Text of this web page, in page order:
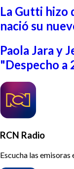
La Gutti hizo
nació su
Paola Jara y
"Despecho a
RCN Radio
Escucha las emisoras